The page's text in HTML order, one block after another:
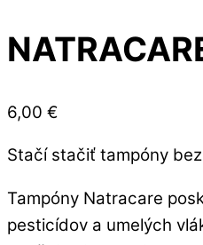
6,00 €
Stačí stačiť tampóny
Tampóny Natracare
pesticídov a umelých